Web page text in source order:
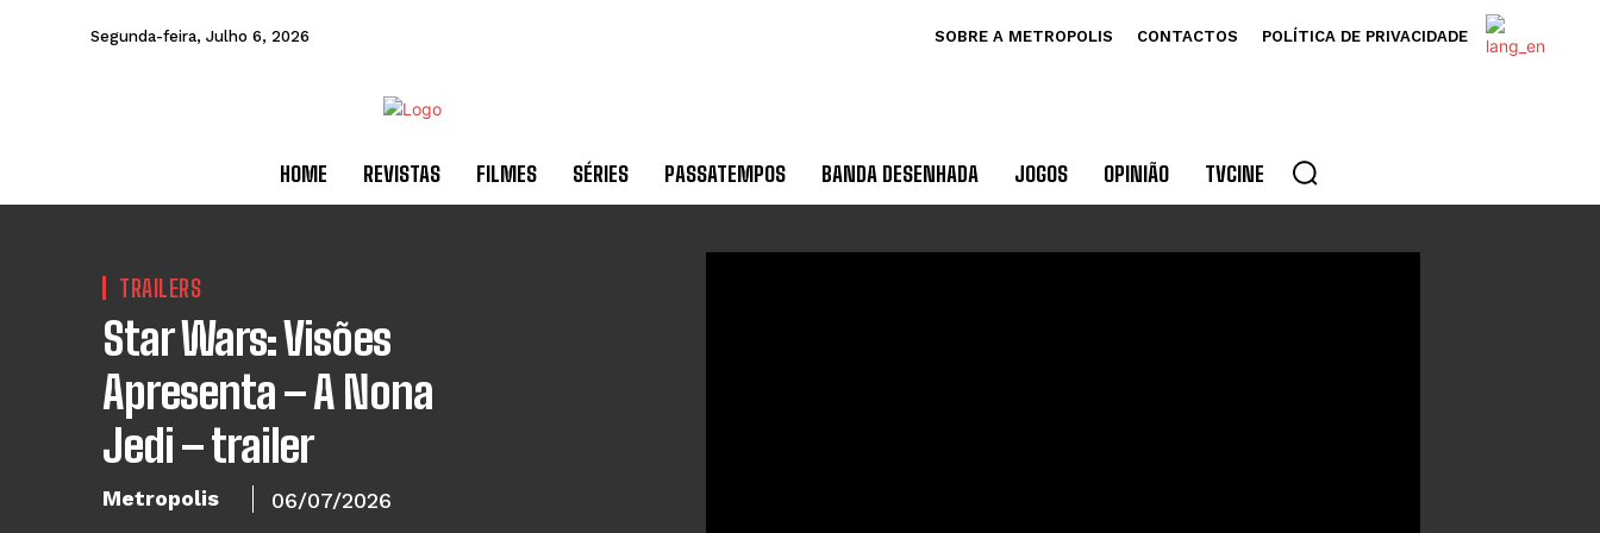
Segunda-feira, Julho 6, 2026 SOBRE A METROPOLIS CONTACTOS POLÍTICA DE PRIVACIDADE
HOME REVISTAS FILMES SÉRIES PASSATEMPOS BANDA DESENHADA JOGOS OPINIÃO TVCINE
TRAILERS
Star Wars: Visões
Apresenta – A Nona
Jedi – trailer
Metropolis 06/07/2026